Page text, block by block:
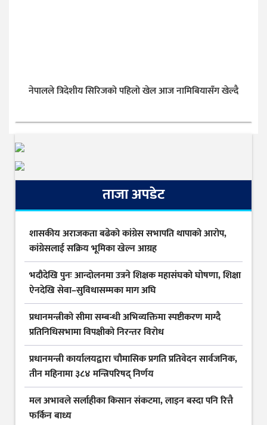
नेपालले त्रिदेशीय सिरिजको पहिलो खेल आज नामिबियासँग खेल्दै
ताजा अपडेट
शासकीय अराजकता बढेको कांग्रेस सभापति थापाको आरोप,
कांग्रेसलाई सक्रिय भूमिका खेल्न आग्रह
भदौदेखि पुनः आन्दोलनमा उत्रने शिक्षक महासंघको घोषणा, शिक्षा
ऐनदेखि सेवा–सुविधासम्मका माग अघि
प्रधानमन्त्रीको सीमा सम्बन्धी अभिव्यक्तिमा स्पष्टीकरण माग्दै
प्रतिनिधिसभामा विपक्षीको निरन्तर विरोध
प्रधानमन्त्री कार्यालयद्वारा चौमासिक प्रगति प्रतिवेदन सार्वजनिक,
तीन महिनामा ३८४ मन्त्रिपरिषद् निर्णय
मल अभावले सर्लाहीका किसान संकटमा, लाइन बस्दा पनि रित्तै
फर्किन बाध्य